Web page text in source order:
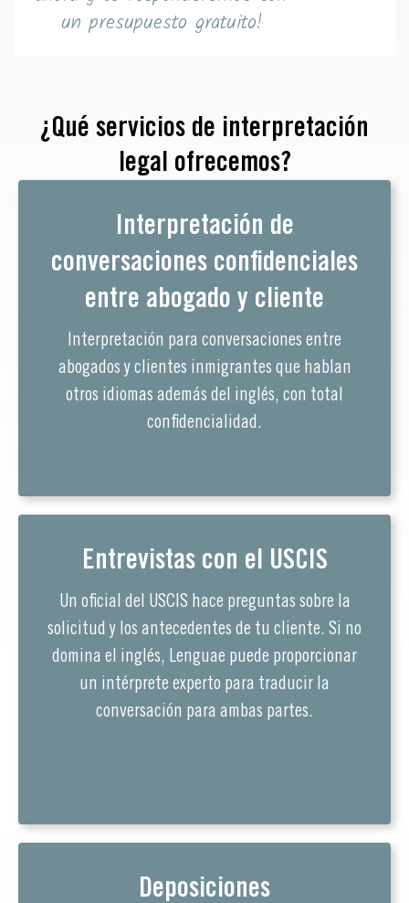
un presupuesto gratuito!
¿Qué servicios de interpretación
legal ofrecemos?
Interpretación de
conversaciones confidenciales
entre abogado y cliente
Interpretación para conversaciones entre
abogados y clientes inmigrantes que hablan
otros idiomas además del inglés, con total
confidencialidad.
Entrevistas con el USCIS
Un oficial del USCIS hace preguntas sobre la
solicitud y los antecedentes de tu cliente. Si no
domina el inglés, Lenguae puede proporcionar
un intérprete experto para traducir la
conversación para ambas partes.
Deposiciones